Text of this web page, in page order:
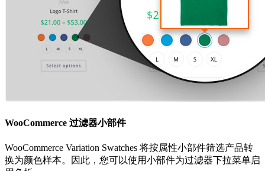
WooCommerce 过滤器小部件
WooCommerce Variation Swatches 将按属性小部件筛选产品转
换为颜色样本。因此，您可以使用小部件为过滤器下拉菜单启